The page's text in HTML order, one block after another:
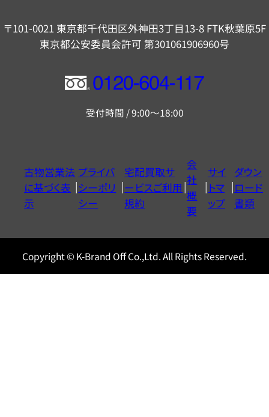
〒101-0021 東京都千代田区外神田3丁目13-8 FTK秋葉原5F
東京都公安委員会許可 第301061906960号
フ
ー
ヤ
ル
0120604117
受付時間 / 9:00～18:00
古物営業法
に基づく表
示
プライバ
シーポリ
シー
宅配買取サ
ービスご利用
規約
会
社
概
要
サイ
トマ
ップ
ダウン
ロード
書類
Copyright © K-Brand Off Co.,Ltd. All Rights Reserved.